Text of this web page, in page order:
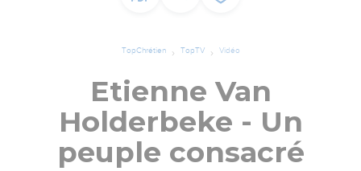
TopChrétien TopTV Vidéo
Etienne Van
Holderbeke - Un
peuple consacré